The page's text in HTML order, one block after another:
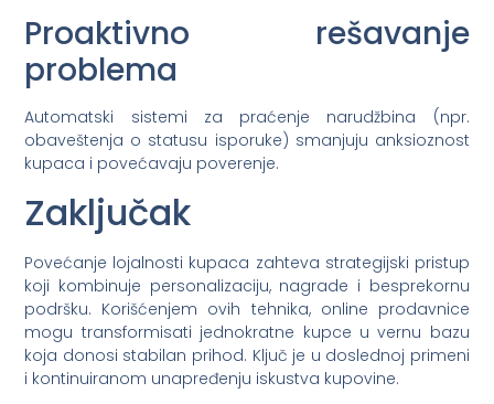
Proaktivno rešavanje
problema
Automatski sistemi za praćenje narudžbina (npr.
obaveštenja o statusu isporuke) smanjuju anksioznost
kupaca i povećavaju poverenje.
Zaključak
Povećanje lojalnosti kupaca zahteva strategijski pristup
koji kombinuje personalizaciju, nagrade i besprekornu
podršku. Korišćenjem ovih tehnika, online prodavnice
mogu transformisati jednokratne kupce u vernu bazu
koja donosi stabilan prihod. Ključ je u doslednoj primeni
i kontinuiranom unapređenju iskustva kupovine.